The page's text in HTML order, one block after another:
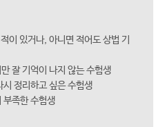
이 있거나, 아니면 적어도 상법 기
잘 기억이 나지 않는 수험생
정리하고 싶은 수험생
부족한 수험생